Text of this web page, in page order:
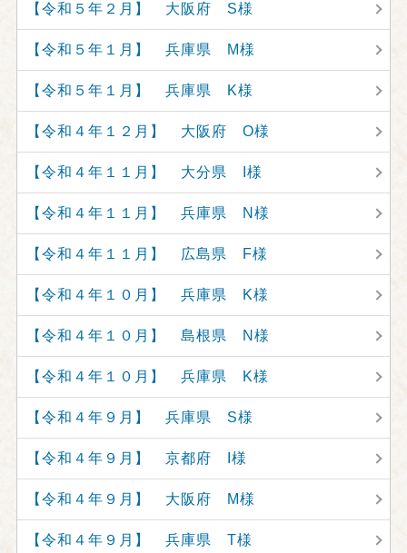
【令和５年２月】 大阪府 S様
【令和５年１月】 兵庫県 M様
【令和５年１月】 兵庫県 K様
【令和４年１２月】 大阪府 O様
【令和４年１１月】 大分県 I様
【令和４年１１月】 兵庫県 N様
【令和４年１１月】 広島県 F様
【令和４年１０月】 兵庫県 K様
【令和４年１０月】 島根県 N様
【令和４年１０月】 兵庫県 K様
【令和４年９月】 兵庫県 S様
【令和４年９月】 京都府 I様
【令和４年９月】 大阪府 M様
【令和４年９月】 兵庫県 T様